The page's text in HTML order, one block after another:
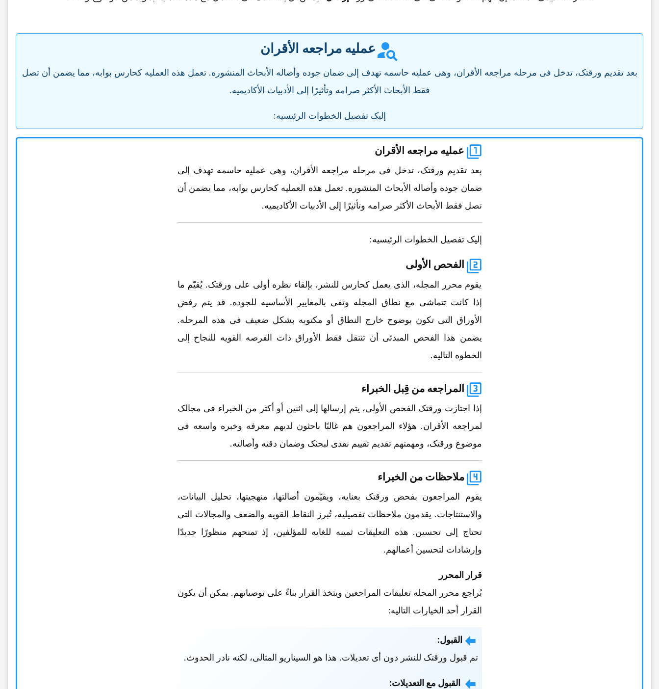
عملیه مراجعه الأقران
بعد تقدیم ورقتک، تدخل فی مرحله مراجعه الأقران، وهی عملیه حاسمه تهدف إلى ضمان جوده وأصاله الأبحاث المنشوره. تعمل هذه العملیه کحارس بوابه، مما یضمن أن تصل
فقط الأبحاث الأکثر صرامه وتأثیرًا إلى الأدبیات الأکادیمیه.
إلیک تفصیل الخطوات الرئیسیه:
عملیه مراجعه الأقران
بعد تقدیم ورقتک، تدخل فی مرحله مراجعه الأقران، وهی عملیه حاسمه تهدف إلى
ضمان جوده وأصاله الأبحاث المنشوره. تعمل هذه العملیه کحارس بوابه، مما یضمن أن
تصل فقط الأبحاث الأکثر صرامه وتأثیرًا إلى الأدبیات الأکادیمیه.
إلیک تفصیل الخطوات الرئیسیه:
الفحص الأولی
یقوم محرر المجله، الذی یعمل کحارس للنشر، بإلقاء نظره أولى على ورقتک. یُقیّم ما
إذا کانت تتماشى مع نطاق المجله وتفی بالمعاییر الأساسیه للجوده. قد یتم رفض
الأوراق التی تکون بوضوح خارج النطاق أو مکتوبه بشکل ضعیف فی هذه المرحله.
یضمن هذا الفحص المبدئی أن تنتقل فقط الأوراق ذات الفرصه القویه للنجاح إلى
الخطوه التالیه.
المراجعه من قِبل الخبراء
إذا اجتازت ورقتک الفحص الأولی، یتم إرسالها إلى اثنین أو أکثر من الخبراء فی مجالک
لمراجعه الأقران. هؤلاء المراجعون هم غالبًا باحثون لدیهم معرفه وخبره واسعه فی
موضوع ورقتک، ومهمتهم تقدیم تقییم نقدی لبحثک وضمان دقته وأصالته.
ملاحظات من الخبراء
یقوم المراجعون بفحص ورقتک بعنایه، ویقیّمون أصالتها، منهجیتها، تحلیل البیانات،
والاستنتاجات. یقدمون ملاحظات تفصیلیه، تُبرز النقاط القویه والضعف والمجالات التی
تحتاج إلى تحسین. هذه التعلیقات ثمینه للغایه للمؤلفین، إذ تمنحهم منظورًا جدیدًا
وإرشادات لتحسین أعمالهم.
قرار المحرر
یُراجع محرر المجله تعلیقات المراجعین ویتخذ القرار بناءً على توصیاتهم. یمکن أن یکون
القرار أحد الخیارات التالیه:
القبول:
تم قبول ورقتک للنشر دون أی تعدیلات. هذا هو السیناریو المثالی، لکنه نادر الحدوث.
القبول مع التعدیلات: